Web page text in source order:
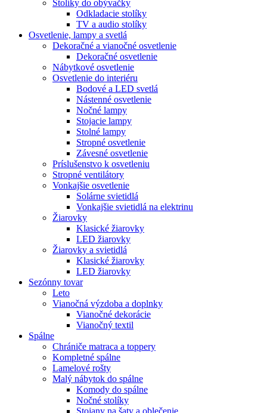
Stolíky do obývačky
Odkladacie stolíky
TV a audio stolíky
Osvetlenie, lampy a svetlá
Dekoračné a vianočné osvetlenie
Dekoračné osvetlenie
Nábytkové osvetlenie
Osvetlenie do interiéru
Bodové a LED svetlá
Nástenné osvetlenie
Nočné lampy
Stojacie lampy
Stolné lampy
Stropné osvetlenie
Závesné osvetlenie
Príslušenstvo k osvetleniu
Stropné ventilátory
Vonkajšie osvetlenie
Solárne svietidlá
Vonkajšie svietidlá na elektrinu
Žiarovky
Klasické žiarovky
LED žiarovky
Žiarovky a svietidlá
Klasické žiarovky
LED žiarovky
Sezónny tovar
Leto
Vianočná výzdoba a doplnky
Vianočné dekorácie
Vianočný textil
Spálne
Chrániče matraca a toppery
Kompletné spálne
Lamelové rošty
Malý nábytok do spálne
Komody do spálne
Nočné stolíky
Stojany na šaty a oblečenie